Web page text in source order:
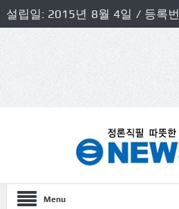
설립일: 2015년 8월 4일 / 등록
집인 및 발행인: 허득천 / 개인정
책임자: 최상규
Menu